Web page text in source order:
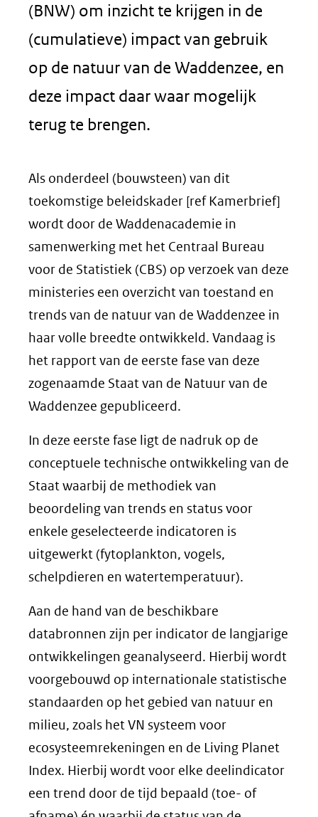
(BNW) om inzicht te krijgen in de
(cumulatieve) impact van gebruik
op de natuur van de Waddenzee, en
deze impact daar waar mogelijk
terug te brengen.
Als onderdeel (bouwsteen) van dit
toekomstige beleidskader [ref Kamerbrief]
wordt door de Waddenacademie in
samenwerking met het Centraal Bureau
voor de Statistiek (CBS) op verzoek van deze
ministeries een overzicht van toestand en
trends van de natuur van de Waddenzee in
haar volle breedte ontwikkeld. Vandaag is
het rapport van de eerste fase van deze
zogenaamde Staat van de Natuur van de
Waddenzee gepubliceerd.
In deze eerste fase ligt de nadruk op de
conceptuele technische ontwikkeling van de
Staat waarbij de methodiek van
beoordeling van trends en status voor
enkele geselecteerde indicatoren is
uitgewerkt (fytoplankton, vogels,
schelpdieren en watertemperatuur).
Aan de hand van de beschikbare
databronnen zijn per indicator de langjarige
ontwikkelingen geanalyseerd. Hierbij wordt
voorgebouwd op internationale statistische
standaarden op het gebied van natuur en
milieu, zoals het VN systeem voor
ecosysteemrekeningen en de Living Planet
Index. Hierbij wordt voor elke deelindicator
een trend door de tijd bepaald (toe- of